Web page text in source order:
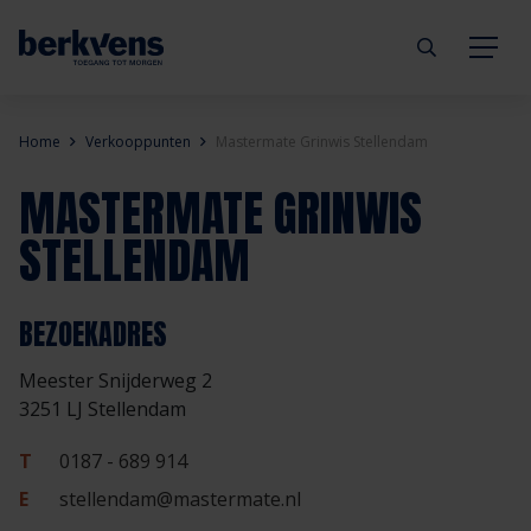
Deuren
Kozijnen
Hang- & sluitwerk
Diensten
Technische documentatie
Eengezinswoning
Meergezinswoning
Utiliteitsgebouw
Prefab woning
Aannemer
Architect
Projectontwikkelaar
Handelspartner
Inbraakwerend
Brandwerend
Geluidwerend
Rookwerend
Duurzaamheid
mijndeur.nl
Webshop
Inspiratie
Verkooppunten
Veelgestelde vragen
Blog
Organisatie
Duurzaamheid
GND Garantiedeuren
Werken bij Berkvens
Home Verkooppunten Mastermate Grinwis Stellendam
MASTERMATE GRINWIS
STELLENDAM
BEZOEKADRES
Meester Snijderweg 2
3251 LJ Stellendam
T
0187 - 689 914
E
stellendam@mastermate.nl